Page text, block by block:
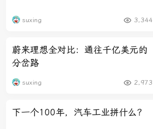
suxing 3,344
蔚来理想全对比：通往千亿美元的
分岔路
suxing 2,973
下一个100年，汽车工业拼什么？